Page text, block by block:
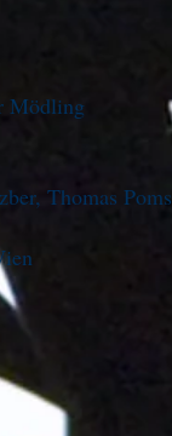
Mödling
Thomas Poms